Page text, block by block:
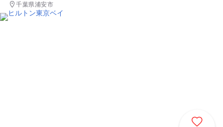
千葉県浦安市